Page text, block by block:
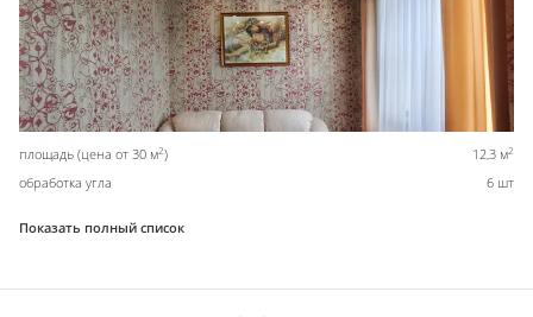
площадь (цена от 30 м2) 12,3 м2
обработка угла 6 шт
Показать полный список